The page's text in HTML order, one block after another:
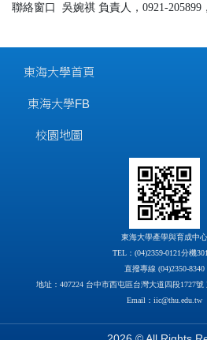
聯絡窗口 吳婉祺 負責人，0921-205899
東海大學首頁
東海大學FB
校園地圖
東海大學產學與育成中心
TEL：(04)2359-0121分機
直撥專線 (04)2350-8340
地址：407224 台中市西屯區台灣大道四段1727
Email：iic@thu.edu.tw